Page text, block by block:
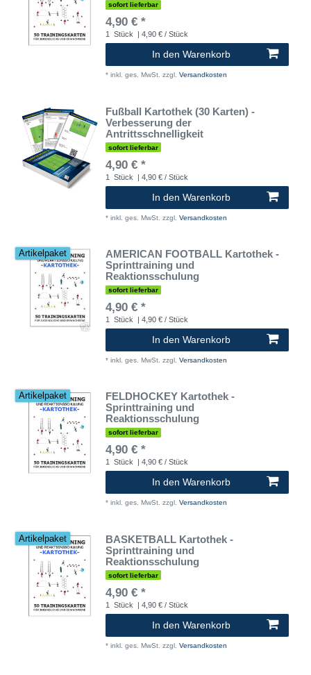
sofort lieferbar
4,90 € *
1 Stück | 4,90 € / Stück
In den Warenkorb
* inkl. ges. MwSt. zzgl. Versandkosten
Fußball Kartothek (30 Karten) -
Verbesserung der
Antrittsschnelligkeit
sofort lieferbar
4,90 € *
1 Stück | 4,90 € / Stück
In den Warenkorb
* inkl. ges. MwSt. zzgl. Versandkosten
Artikelpaket
AMERICAN FOOTBALL Kartothek -
Sprinttraining und
Reaktionsschulung
sofort lieferbar
4,90 € *
1 Stück | 4,90 € / Stück
In den Warenkorb
* inkl. ges. MwSt. zzgl. Versandkosten
Artikelpaket
FELDHOCKEY Kartothek -
Sprinttraining und
Reaktionsschulung
sofort lieferbar
4,90 € *
1 Stück | 4,90 € / Stück
In den Warenkorb
* inkl. ges. MwSt. zzgl. Versandkosten
Artikelpaket
BASKETBALL Kartothek -
Sprinttraining und
Reaktionsschulung
sofort lieferbar
4,90 € *
1 Stück | 4,90 € / Stück
In den Warenkorb
* inkl. ges. MwSt. zzgl. Versandkosten